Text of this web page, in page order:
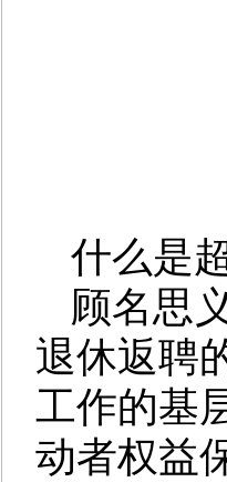
什么是
顾名思
退休返聘
工作的基
动者权益